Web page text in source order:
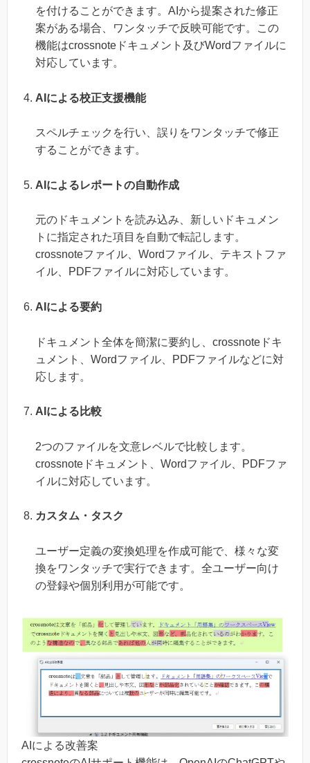
を付けることができます。AIから提案された修正
案がある場合、ワンタッチで反映可能です。この
機能はcrossnoteドキュメント及びWordファイルに
対応しています。
AIによる校正支援機能
スペルチェックを行い、誤りをワンタッチで修正
することができます。
AIによるレポートの自動作成
元のドキュメントを読み込み、新しいドキュメン
トに指定された項目を自動で転記します。
crossnoteファイル、Wordファイル、テキストファ
イル、PDFファイルに対応しています。
AIによる要約
ドキュメント全体を簡潔に要約し、crossnoteドキ
ュメント、Wordファイル、PDFファイルなどに対
応します。
AIによる比較
2つのファイルを文意レベルで比較します。
crossnoteドキュメント、Wordファイル、PDFファ
イルに対応しています。
カスタム・タスク
ユーザー定義の変換処理を作成可能で、様々な変
換をワンタッチで実行できます。全ユーザー向け
の登録や個別利用が可能です。
AIによる改善案